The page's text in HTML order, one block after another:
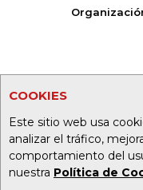
COOKIES
Este sitio web usa
analizar el tráfico,
comportamiento del
nuestra Política de